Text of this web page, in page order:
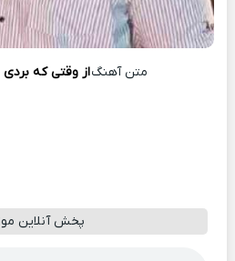
متن آهنگاز وﻗﺘﻰ ﻛﻪ
پخش آنلاین